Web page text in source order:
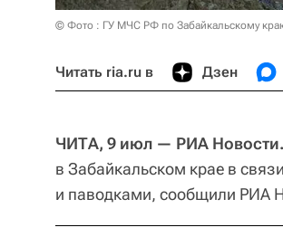
© Фото : ГУ МЧС РФ по Забайкальскому
Читать ria.ru в Дзен
ЧИТА, 9 июл — РИА Новости.
в Забайкальском крае в
и паводками, сообщили РИА